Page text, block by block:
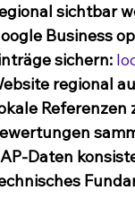
sichtbar
Business
sichern:
regional
Referenzen
Daten